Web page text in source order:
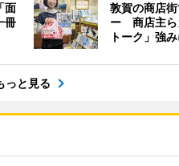
面
冊
敦賀の商店
ー 商店主ら
トーク」強
っと見る